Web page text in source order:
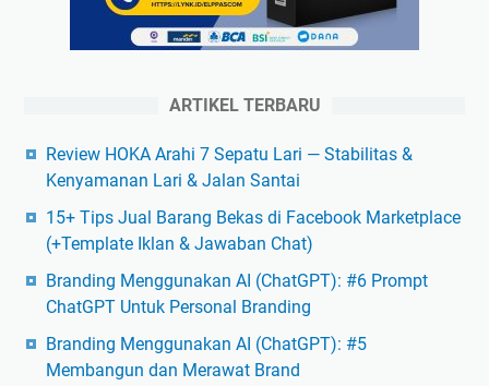
ARTIKEL TERBARU
Review HOKA Arahi 7 Sepatu Lari — Stabilitas &
Kenyamanan Lari & Jalan Santai
15+ Tips Jual Barang Bekas di Facebook Marketplace
(+Template Iklan & Jawaban Chat)
Branding Menggunakan AI (ChatGPT): #6 Prompt
ChatGPT Untuk Personal Branding
Branding Menggunakan AI (ChatGPT): #5
Membangun dan Merawat Brand